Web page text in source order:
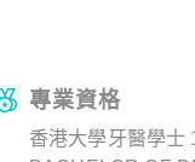
專業資格
香港大學牙醫學士